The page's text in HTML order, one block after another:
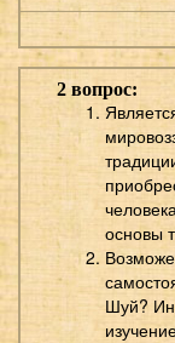
2 вопрос:
основы
Шуй?